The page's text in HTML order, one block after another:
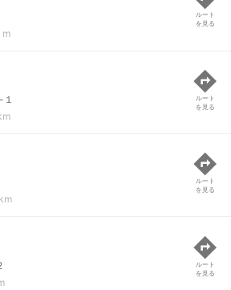
m
ルート
を見る
ルート
を見る
ルート
を見る
ルート
を見る